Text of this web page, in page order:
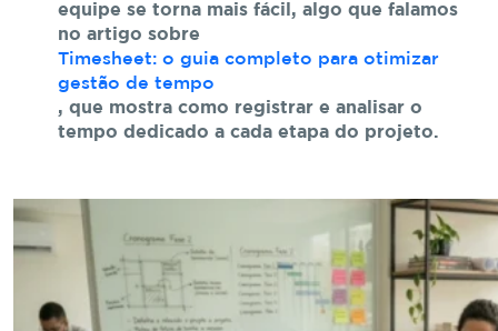
equipe se torna mais fácil, algo que falamos
no artigo sobre
Timesheet: o guia completo para otimizar
gestão de tempo
, que mostra como registrar e analisar o
tempo dedicado a cada etapa do projeto.